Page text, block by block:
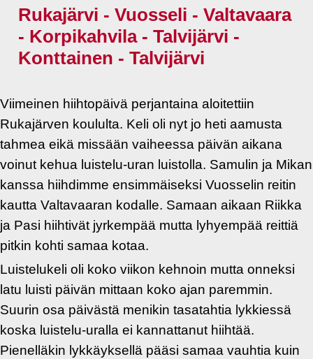
Rukajärvi - Vuosseli - Valtavaara
- Korpikahvila - Talvijärvi -
Konttainen - Talvijärvi
Viimeinen hiihtopäivä perjantaina aloitettiin
Rukajärven koululta. Keli oli nyt jo heti aamusta
tahmea eikä missään vaiheessa päivän aikana
voinut kehua luistelu-uran luistolla. Samulin ja Mikan
kanssa hiihdimme ensimmäiseksi Vuosselin reitin
kautta Valtavaaran kodalle. Samaan aikaan Riikka
ja Pasi hiihtivät jyrkempää mutta lyhyempää reittiä
pitkin kohti samaa kotaa.
Luistelukeli oli koko viikon kehnoin mutta onneksi
latu luisti päivän mittaan koko ajan paremmin.
Suurin osa päivästä menikin tasatahtia lykkiessä
koska luistelu-uralla ei kannattanut hiihtää.
Pienelläkin lykkäyksellä pääsi samaa vauhtia kuin